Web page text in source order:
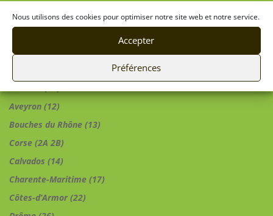
Nous utilisons des cookies pour optimiser notre site web et notre service.
Accepter
Préférences
Exemples de maisons bois près de chez vous…
Ain (01)
Hautes-Alpes (05)
Aveyron (12)
Bouches du Rhône (13)
Corse (2A 2B)
Calvados (14)
Charente-Maritime (17)
Côtes-d’Armor (22)